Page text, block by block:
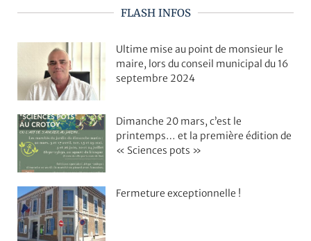
FLASH INFOS
Ultime mise au point de monsieur le
maire, lors du conseil municipal du 16
septembre 2024
Dimanche 20 mars, c’est le
printemps… et la première édition de
« Sciences pots »
Fermeture exceptionnelle !